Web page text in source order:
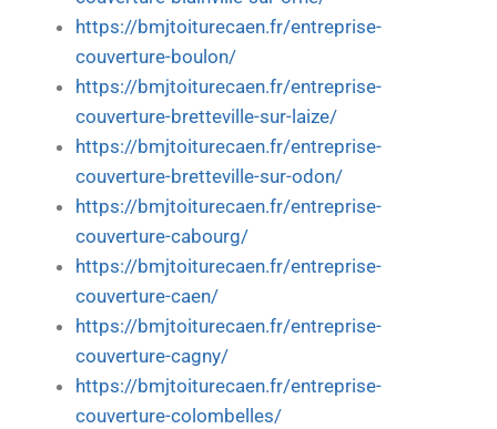
https://bmjtoiturecaen.fr/entreprise-
couverture-boulon/
https://bmjtoiturecaen.fr/entreprise-
couverture-bretteville-sur-laize/
https://bmjtoiturecaen.fr/entreprise-
couverture-bretteville-sur-odon/
https://bmjtoiturecaen.fr/entreprise-
couverture-cabourg/
https://bmjtoiturecaen.fr/entreprise-
couverture-caen/
https://bmjtoiturecaen.fr/entreprise-
couverture-cagny/
https://bmjtoiturecaen.fr/entreprise-
couverture-colombelles/